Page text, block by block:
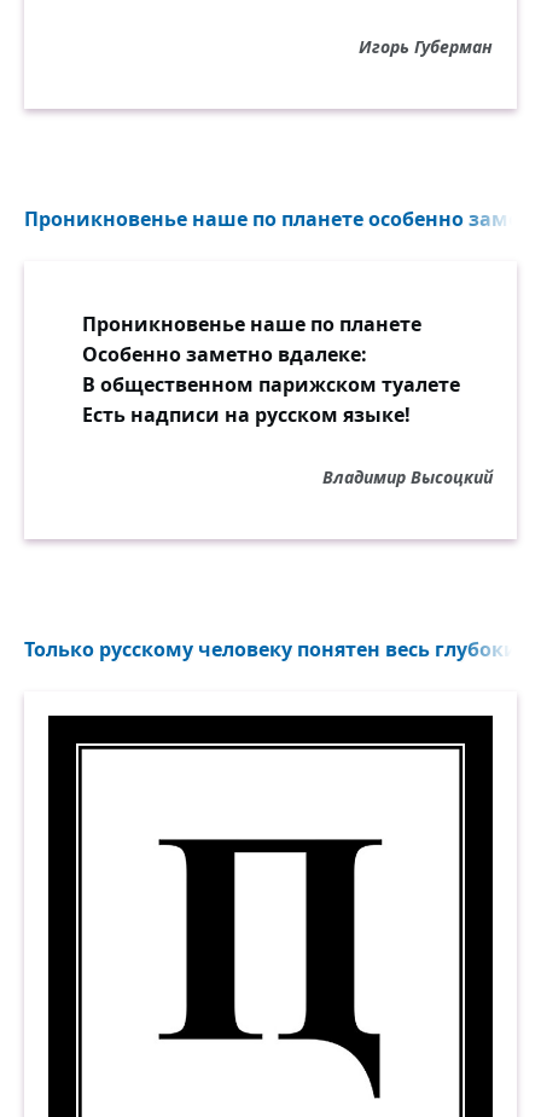
Игорь Губерман
Проникновенье наше по планете особенно
Проникновенье наше по планете
Особенно заметно вдалеке:
В общественном парижском туалете
Есть надписи на русском языке!
Владимир Высоцкий
Только русскому человеку понятен весь